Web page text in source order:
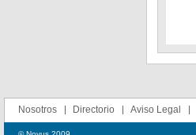
Nosotros Directorio Aviso Legal